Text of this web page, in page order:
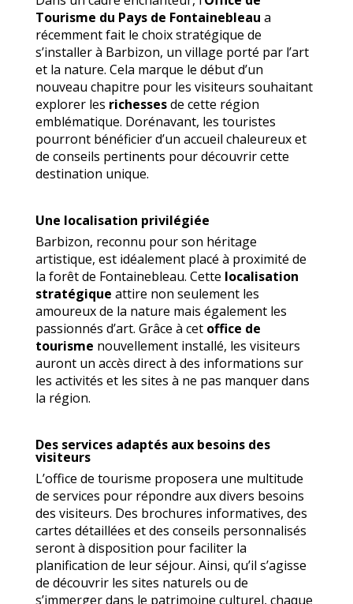
Tourisme du Pays de Fontainebleau a
récemment fait le choix stratégique de
s’installer à Barbizon, un village porté par l’art
et la nature. Cela marque le début d’un
nouveau chapitre pour les visiteurs souhaitant
explorer les richessesde cette région
emblématique. Dorénavant, les touristes
pourront bénéficier d’un accueil chaleureux et
de conseils pertinents pour découvrir cette
destination unique.
Une localisation privilégiée
Barbizon, reconnu pour son héritage
artistique, est idéalement placé à proximité de
la forêt de Fontainebleau. Cette localisation
stratégique attire non seulement les
amoureux de la nature mais également les
passionnés d’art. Grâce à cet office de
tourisme nouvellement installé, les visiteurs
auront un accès direct à des informations sur
les activités et les sites à ne pas manquer dans
la région.
Des services adaptés aux besoins des
visiteurs
L’office de tourisme proposera une multitude
de services pour répondre aux divers besoins
des visiteurs. Des brochures informatives, des
cartes détaillées et des conseils personnalisés
seront à disposition pour faciliter la
planification de leur séjour. Ainsi, qu’il s’agisse
de découvrir les sites naturels ou de
s’immerger dans le patrimoine culturel, chaque